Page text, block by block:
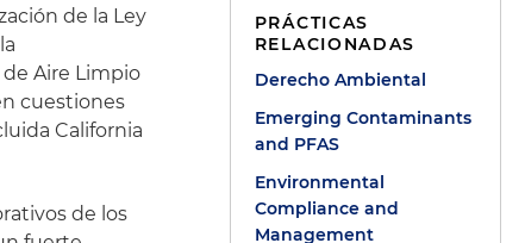
de la Ley
de Aire Limpio
cuestiones
California
de los
PRÁCTICAS
RELACIONADAS
Derecho Ambiental
Emerging Contaminants
and PFAS
Environmental
Compliance and
Management